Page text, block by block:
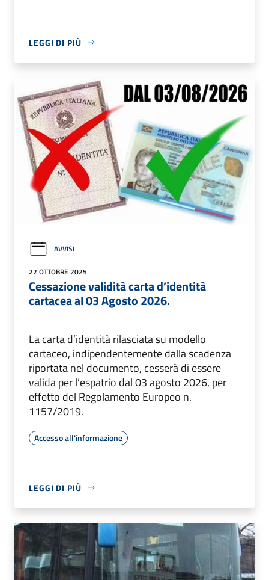
LEGGI DI PIÙ
AVVISI
22 OTTOBRE 2025
Cessazione validità carta d’identità
cartacea al 03 Agosto 2026.
La carta d’identità rilasciata su modello
cartaceo, indipendentemente dalla scadenza
riportata nel documento, cesserà di essere
valida per l’espatrio dal 03 agosto 2026, per
effetto del Regolamento Europeo n.
1157/2019.
Accesso all'informazione
LEGGI DI PIÙ